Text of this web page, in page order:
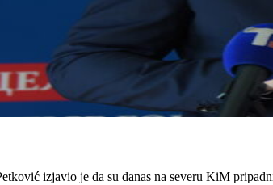
izjavio je da su danas na severu KiM